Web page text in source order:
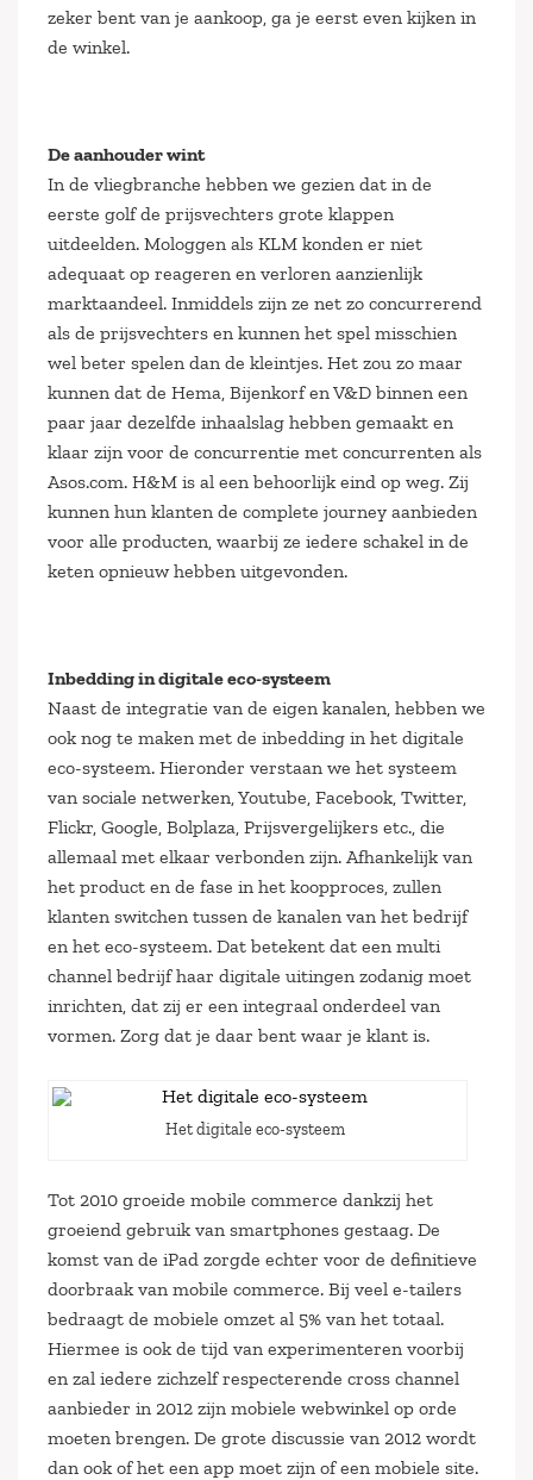
zeker bent van je aankoop, ga je eerst even kijken in
de winkel.
De aanhouder wint
In de vliegbranche hebben we gezien dat in de
eerste golf de prijsvechters grote klappen
uitdeelden. Mologgen als KLM konden er niet
adequaat op reageren en verloren aanzienlijk
marktaandeel. Inmiddels zijn ze net zo concurrerend
als de prijsvechters en kunnen het spel misschien
wel beter spelen dan de kleintjes. Het zou zo maar
kunnen dat de Hema, Bijenkorf en V&D binnen een
paar jaar dezelfde inhaalslag hebben gemaakt en
klaar zijn voor de concurrentie met concurrenten als
Asos.com. H&M is al een behoorlijk eind op weg. Zij
kunnen hun klanten de complete journey aanbieden
voor alle producten, waarbij ze iedere schakel in de
keten opnieuw hebben uitgevonden.
Inbedding in digitale eco-systeem
Naast de integratie van de eigen kanalen, hebben we
ook nog te maken met de inbedding in het digitale
eco-systeem. Hieronder verstaan we het systeem
van sociale netwerken, Youtube, Facebook, Twitter,
Flickr, Google, Bolplaza, Prijsvergelijkers etc., die
allemaal met elkaar verbonden zijn. Afhankelijk van
het product en de fase in het koopproces, zullen
klanten switchen tussen de kanalen van het bedrijf
en het eco-systeem. Dat betekent dat een multi
channel bedrijf haar digitale uitingen zodanig moet
inrichten, dat zij er een integraal onderdeel van
vormen. Zorg dat je daar bent waar je klant is.
Het digitale eco-systeem
Tot 2010 groeide mobile commerce dankzij het
groeiend gebruik van smartphones gestaag. De
komst van de iPad zorgde echter voor de definitieve
doorbraak van mobile commerce. Bij veel e-tailers
bedraagt de mobiele omzet al 5% van het totaal.
Hiermee is ook de tijd van experimenteren voorbij
en zal iedere zichzelf respecterende cross channel
aanbieder in 2012 zijn mobiele webwinkel op orde
moeten brengen. De grote discussie van 2012 wordt
dan ook of het een app moet zijn of een mobiele site.